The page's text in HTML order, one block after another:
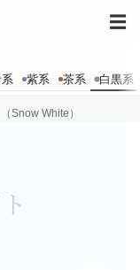
紫系 茶系 白黒系
☰
Snow White）